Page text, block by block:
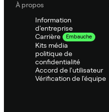
À propos
Information
d'entreprise
Carrière
Embauche
Kits média
politique de
confidentialité
Accord de l'utilisateur
Vérification de l'équipe